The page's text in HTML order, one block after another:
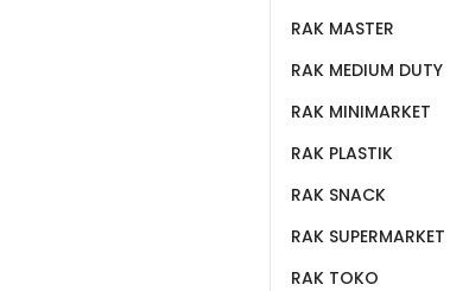
RAK MASTER
RAK MEDIUM DUTY
RAK MINIMARKET
RAK PLASTIK
RAK SNACK
RAK SUPERMARKET
RAK TOKO